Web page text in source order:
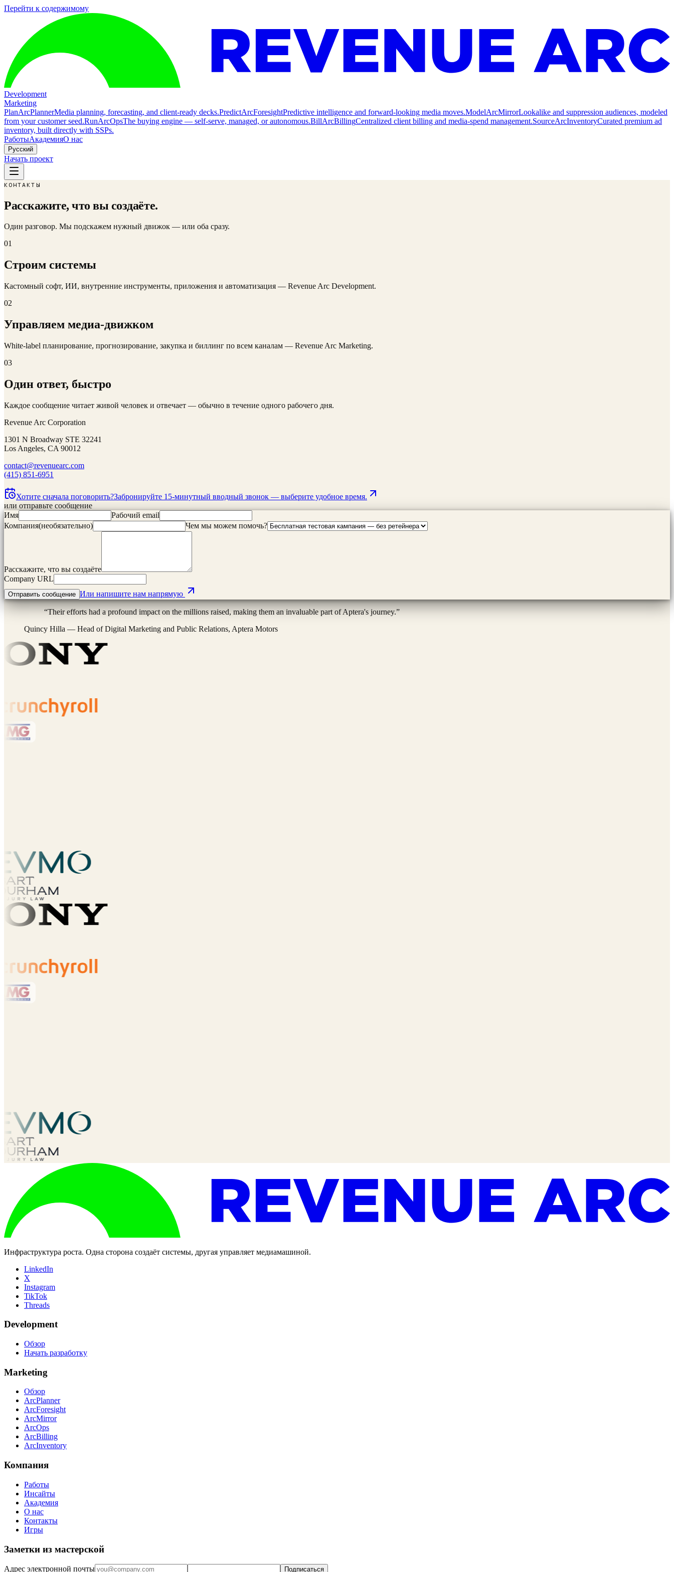
Перейти к содержимому
Development
Marketing
PlanArcPlannerMedia planning, forecasting, and client-ready decks.PredictArcForesightPredictive intelligence and forward-looking media moves.ModelArcMirrorLookalike and suppression audiences, modeled
from your customer seed.RunArcOpsThe buying engine — self-serve, managed, or autonomous.BillArcBillingCentralized client billing and media-spend management.SourceArcInventoryCurated premium ad
inventory, built directly with SSPs.
РаботыАкадемияО нас
Русский
Начать проект
КОНТАКТЫ
Расскажите, что вы создаёте.
Один разговор. Мы подскажем нужный движок — или оба сразу.
01
Строим системы
Кастомный софт, ИИ, внутренние инструменты, приложения и автоматизация — Revenue Arc Development.
02
Управляем медиа-движком
White-label планирование, прогнозирование, закупка и биллинг по всем каналам — Revenue Arc Marketing.
03
Один ответ, быстро
Каждое сообщение читает живой человек и отвечает — обычно в течение одного рабочего дня.
Revenue Arc Corporation
1301 N Broadway STE 32241
Los Angeles, CA 90012
contact@revenuearc.com
(415) 851-6951
Хотите сначала поговорить?Забронируйте 15-минутный вводный звонок — выберите удобное время.
или отправьте сообщение
Имя
Рабочий email
Компания(необязательно) Чем мы можем помочь?
Расскажите, что вы создаёте
Company URL
Отправить сообщение Или напишите нам напрямую
“Their efforts had a profound impact on the millions raised, making them an invaluable part of Aptera's journey.”
Quincy Hilla — Head of Digital Marketing and Public Relations, Aptera Motors
Инфраструктура роста. Одна сторона создаёт системы, другая управляет медиамашиной.
LinkedIn
X
Instagram
TikTok
Threads
Development
Обзор
Начать разработку
Marketing
Обзор
ArcPlanner
ArcForesight
ArcMirror
ArcOps
ArcBilling
ArcInventory
Компания
Работы
Инсайты
Академия
О нас
Контакты
Игры
Заметки из мастерской
Адрес электронной почты Подписаться